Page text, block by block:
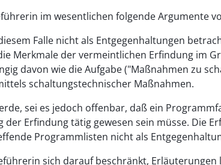
im wesentlichen folgende Argumente
Falle nicht als Entgegenhaltungen
Merkmale der vermeintlichen Erfindung im
davon wie die Aufgabe ("Maßnahmen zu
schaltungstechnischer Maßnahmen.
sei es jedoch offenbar, daß ein
Erfindung tätig gewesen sein müsse. Die
Programmlisten nicht als
sich darauf beschränkt,